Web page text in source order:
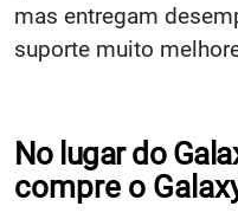
mas entregam
suporte muito
No lugar do
compre o